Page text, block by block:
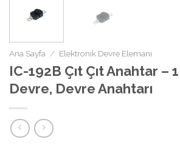
Ana Sayfa / Elektronik Devre Elemanı
IC-192B Çıt Çıt Anahtar –
Devre, Devre Anahtarı